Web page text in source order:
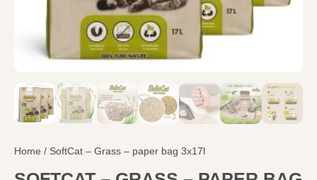
Home / SoftCat – Grass – paper bag 3x17l